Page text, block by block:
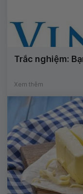
Trắc nghiệm:
Xem thêm